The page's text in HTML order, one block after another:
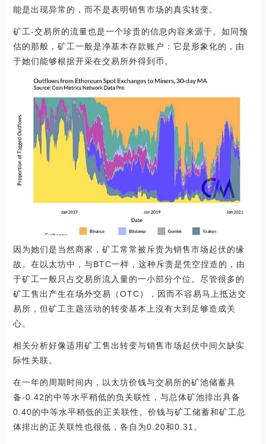
能是出现异常的，而不是表明销售市场的真实转变。
矿工-交易所的流量也是一个珍贵的信息内容来源于。如同预
估的那般，矿工一般是净基本存款账户：它是形象化的，由
于她们能够根据开采在交易所外得到币。
因为她们是当然商家，矿工常常被斥责为销售市场起伏的缘
故。在以太坊中，与BTC一样，这种斥责是凭空捏造的，由
于矿工一般只占交易所流入量的一小部分个位。尽管很多的
矿工售出产生在场外交易（OTC），因而不容易马上抵达交
易所，但矿工主题活动的转变基本上沒有大到足够造成关
心。
相关分析好像适用矿工售出转变与销售市场起伏中间欠缺实
际性关联。
在一年的周期时间内，以太坊价钱与交易所的矿池储蓄具
备-0.42的中等水平稍低的负关联性，与总体矿池排出具备
0.40的中等水平稍低的正关联性。价钱与矿工储蓄和矿工总
体排出的正关联性也很低，各自为0.20和0.31。